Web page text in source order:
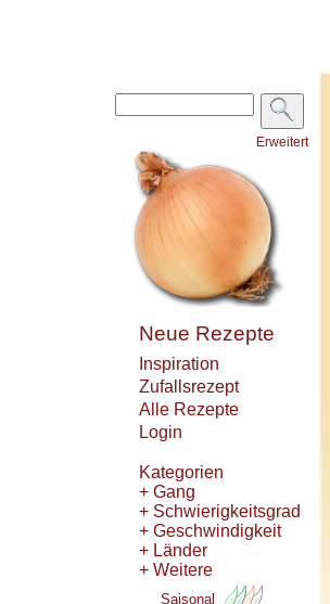
Erweitert
Neue Rezepte
Inspiration
Zufallsrezept
Alle Rezepte
Login
Kategorien
+ Gang
+ Schwierigkeitsgrad
+ Geschwindigkeit
+ Länder
+ Weitere
Saisonal